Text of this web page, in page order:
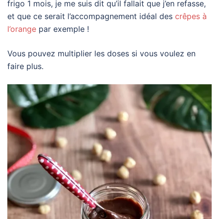
frigo 1 mois, je me suis dit qu’il fallait que j’en refasse,
et que ce serait l’accompagnement idéal des crêpes à
l’orange par exemple !
Vous pouvez multiplier les doses si vous voulez en
faire plus.